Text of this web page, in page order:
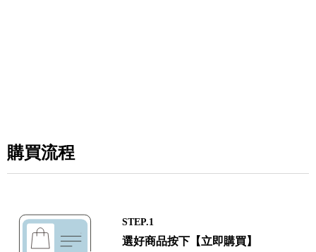
購買流程
STEP.1
選好商品按下【立即購買】